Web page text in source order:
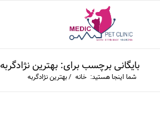
بایگانی برچسب برای: بهترین نژادگربه
شما اینجا هستید: خانه /بهترین نژادگربه